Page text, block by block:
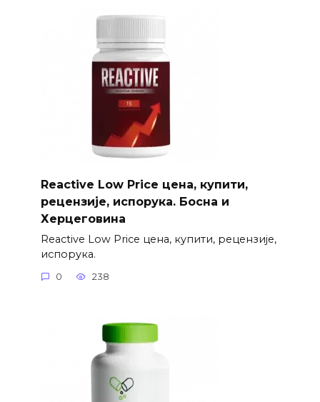
Reactive Low Price цена, купити,
рецензије, испорука. Босна и
Херцеговина
Reactive Low Price цена, купити, рецензије,
испорука.
0 238